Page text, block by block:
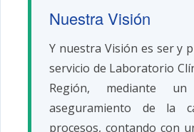
Nuestra Visión
Y nuestra Visión es ser y
servicio de Laboratorio
Región, mediante
aseguramiento de la
procesos, contando con